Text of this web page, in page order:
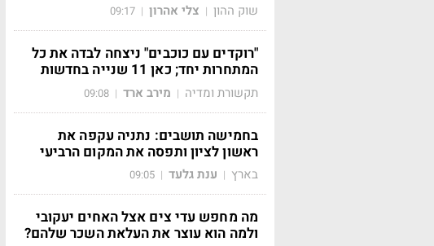
שוק ההון | צלי אהרון |
09:17
"רוקדים עם כוכבים" ניצחה לבדה את כל
המתחרות יחד; כאן 11 שנייה בחדשות
תקשורת ומדיה | מירב ארד |
09:08
בחמישה תושבים: נתניה עקפה את
ראשון לציון ותפסה את המקום הרביעי
בארץ | ענת גלעד |
09:05
מה מחפש עדי צים אצל האחים יעקובי
ולמה הוא עוצר את העלאת השכר שלהם?